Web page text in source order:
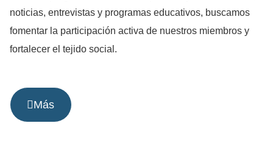
noticias, entrevistas y programas educativos, buscamos
fomentar la participación activa de nuestros miembros y
fortalecer el tejido social.
Más